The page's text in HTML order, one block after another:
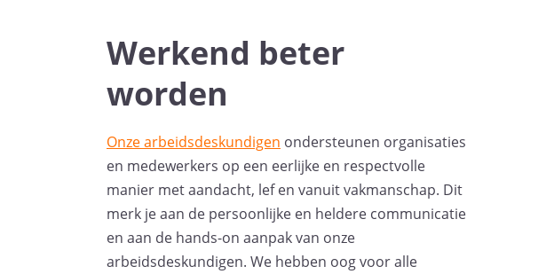
Werkend beter
worden
Onze arbeidsdeskundigen ondersteunen organisaties
en medewerkers op een eerlijke en respectvolle
manier met aandacht, lef en vanuit vakmanschap. Dit
merk je aan de persoonlijke en heldere communicatie
en aan de hands-on aanpak van onze
arbeidsdeskundigen. We hebben oog voor alle